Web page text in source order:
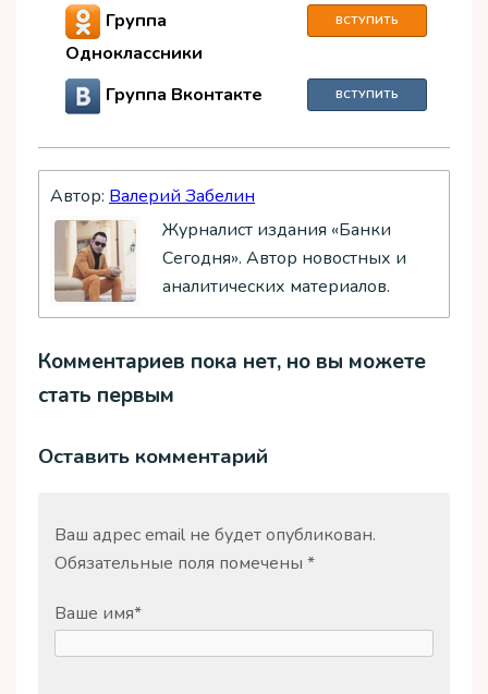
Группа
Одноклассники
ВСТУПИТЬ
Группа Вконтакте ВСТУПИТЬ
Автор: Валерий Забелин
Журналист издания «Банки
Сегодня». Автор новостных и
аналитических материалов.
Комментариев пока нет, но вы можете
стать первым
Оставить комментарий
Ваш адрес email не будет опубликован.
Обязательные поля помечены *
Ваше имя*